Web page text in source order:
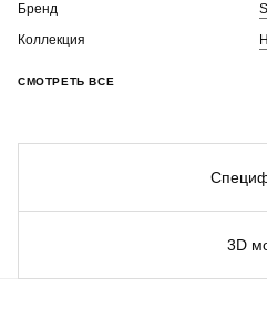
Бренд
Коллекция
СМОТРЕТЬ ВСЕ
3D